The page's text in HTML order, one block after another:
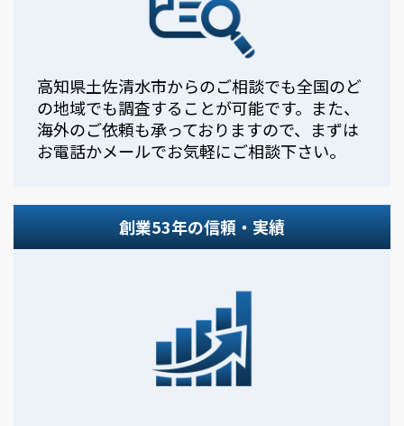
高知県土佐清水市からのご相談でも全国のど
の地域でも調査することが可能です。また、
海外のご依頼も承っておりますので、まずは
お電話かメールでお気軽にご相談下さい。
創業53年の信頼・実績